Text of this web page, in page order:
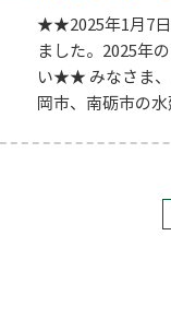
★★2025年1月7
ました。2025年
い★★ みなさま、
岡市、南砺市の